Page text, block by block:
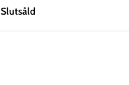
Slutsåld